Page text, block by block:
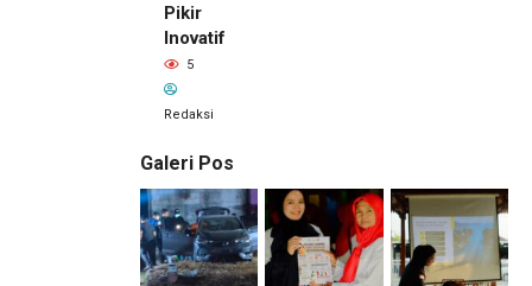
Pikir
Inovatif
5
Redaksi
Galeri Pos